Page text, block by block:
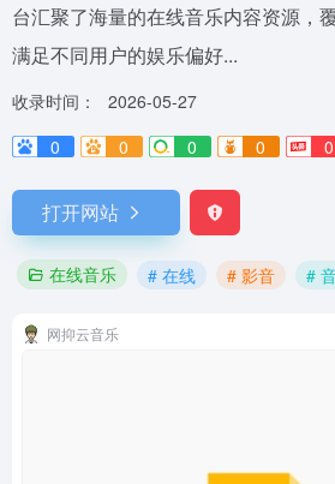
台汇聚了海量的在线音乐内容资源，
满足不同用户的娱乐偏好...
收录时间：
2026-05-27
0
0 0 0 0
打开网站
在线音乐 # 在线 # 影音 #
网抑云音乐